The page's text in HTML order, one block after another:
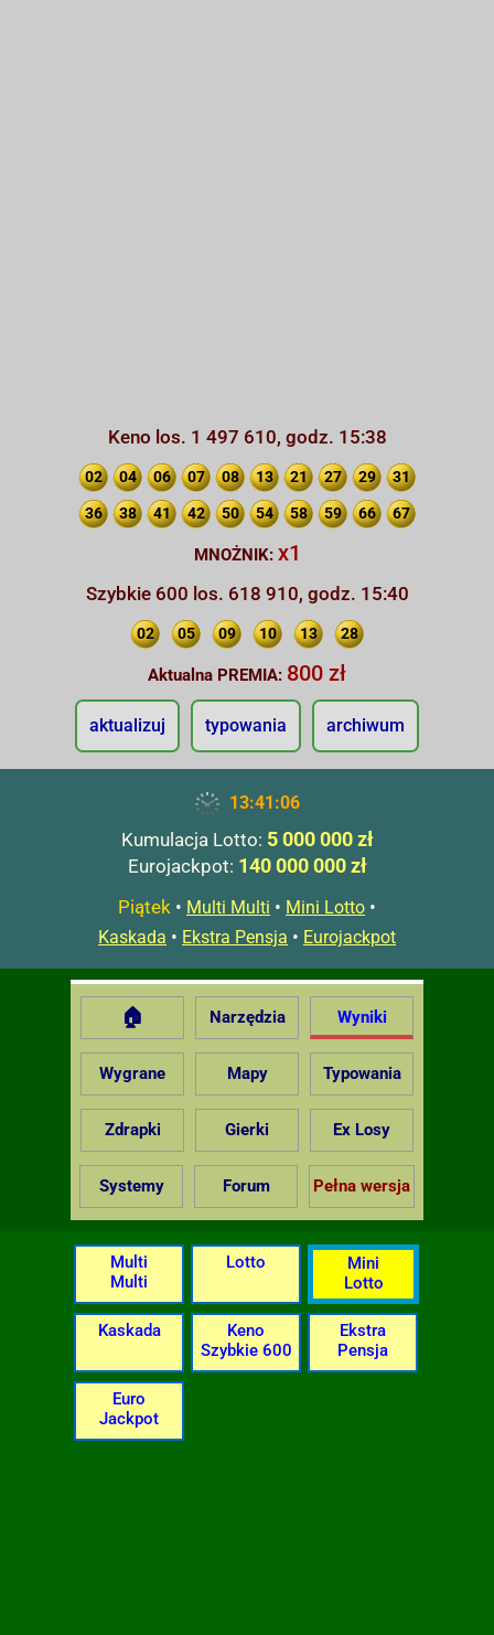
Keno los. 1 497 610, godz. 15:38
02 04 06 07 08 13 21 27 29 31
36 38 41 42 50 54 58 59 66 67
MNOŻNIK: x1
Szybkie 600 los. 618 910, godz. 15:40
02 05 09 10 13 28
Aktualna PREMIA: 800 zł
aktualizuj typowania archiwum
13:41:07
Kumulacja Lotto: 5 000 000 zł
Eurojackpot: 140 000 000 zł
Piątek • Multi Multi • Mini Lotto •
Kaskada • Ekstra Pensja • Eurojackpot
🏠 Narzędzia Wyniki
Wygrane Mapy Typowania
Zdrapki Gierki Ex Losy
Systemy Forum Pełna wersja
Multi
Multi
Lotto
Mini
Lotto
Kaskada
Keno
Szybkie 600
Ekstra
Pensja
Euro
Jackpot